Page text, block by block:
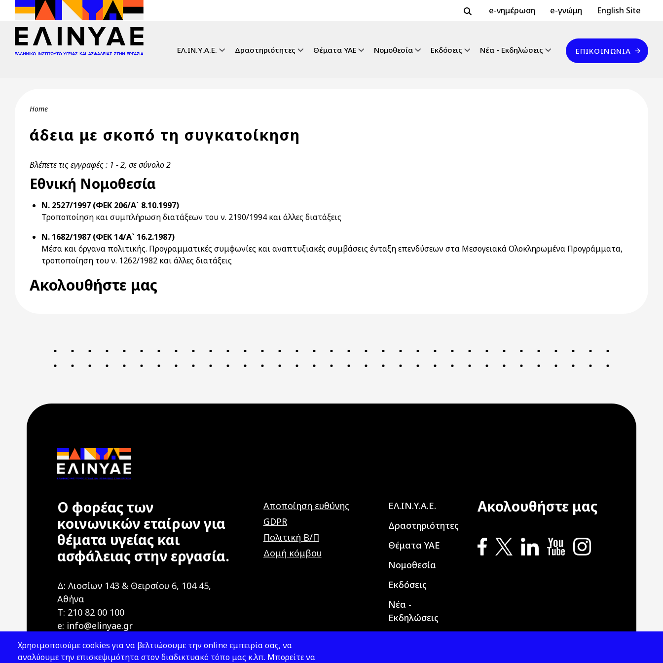
Skip to main content Header Top 2
e-νημέρωση e-γνώμη Header Top
English Site
ΕΛ.ΙΝ.Υ.Α.Ε. Δραστηριότητες Θέματα ΥΑΕ Νομοθεσία Εκδόσεις Νέα - Εκδηλώσεις
Επικοινωνία
ΕΠΙΚΟΙΝΩΝΊΑ
Breadcrumb
Home
άδεια με σκοπό τη συγκατοίκηση
Βλέπετε τις εγγραφές : 1 - 2, σε σύνολο 2
Εθνική Νομοθεσία
Ν. 2527/1997 (ΦΕΚ 206/Α` 8.10.1997)
Τροποποίηση και συμπλήρωση διατάξεων του ν. 2190/1994 και άλλες διατάξεις
Ν. 1682/1987 (ΦΕΚ 14/Α` 16.2.1987)
Μέσα και όργανα πολιτικής. Προγραμματικές συμφωνίες και αναπτυξιακές συμβάσεις ένταξη επενδύσεων στα Μεσογειακά Ολοκληρωμένα Προγράμματα,
τροποποίηση του ν. 1262/1982 και άλλες διατάξεις
Ακολουθήστε μας
Ο φορέας των
κοινωνικών εταίρων για
θέματα υγείας και
ασφάλειας στην εργασία.
Δ: Λιοσίων 143 & Θειρσίου 6, 104 45,
Αθήνα
T: 210 82 00 100
e: info@elinyae.gr
Αποποίηση ευθύνης
GDPR
Πολιτική Β/Π
Δομή κόμβου
Main navigation
ΕΛ.ΙΝ.Υ.Α.Ε.
Δραστηριότητες
Θέματα ΥΑΕ
Νομοθεσία
Εκδόσεις
Νέα -
Εκδηλώσεις
Ακολουθήστε μας
Χρησιμοποιούμε cookies για να βελτιώσουμε την online εμπειρία σας, να
αναλύουμε την επισκεψιμότητα στον διαδικτυακό τόπο μας κ.λπ. Μπορείτε να